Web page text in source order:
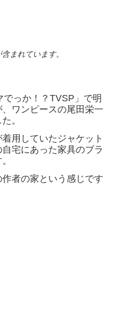
まれています。
っか！？TVSP」で明
ワンピースの尾田栄一
。
用していたジャケット
宅にあった家具のブラ
者の家という感じです